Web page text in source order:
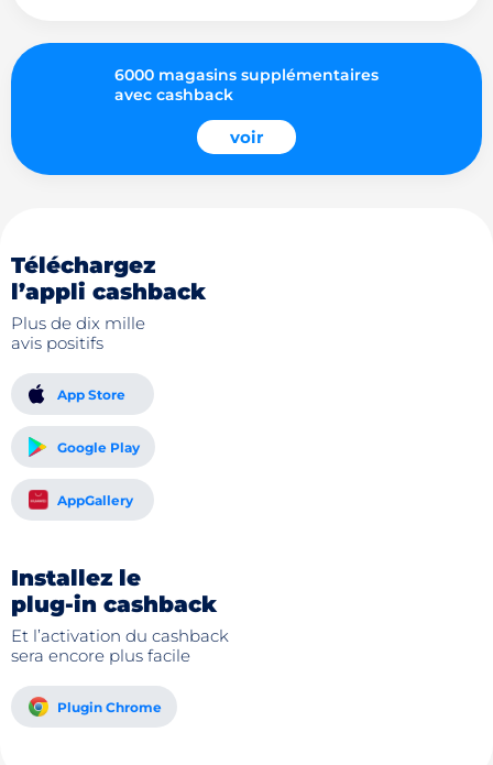
6000 magasins supplémentaires
avec cashback
voir
Téléchargez
l’appli cashback
Plus de dix mille
avis positifs
App Store
Google Play
AppGallery
Installez le
plug-in cashback
Et l’activation du cashback
sera encore plus facile
Plugin Chrome